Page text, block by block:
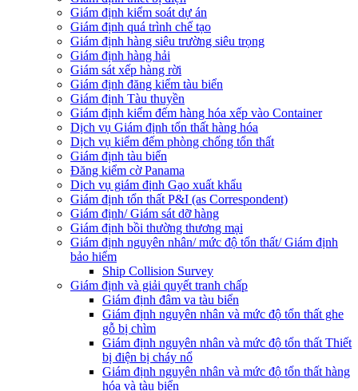
Giám định kiểm soát dự án
Giám định quá trình chế tạo
Giám định hàng siêu trường siêu trọng
Giám định hàng hải
Giám sát xếp hàng rời
Giám định đăng kiểm tàu biển
Giám định Tàu thuyền
Giám định kiểm đếm hàng hóa xếp vào Container
Dịch vụ Giám định tổn thất hàng hóa
Dịch vụ kiểm đếm phòng chống tổn thất
Giám định tàu biển
Đăng kiểm cờ Panama
Dịch vụ giám định Gạo xuất khẩu
Giám định tổn thất P&I (as Correspondent)
Giám định/ Giám sát dỡ hàng
Giám định bồi thường thương mại
Giám định nguyên nhân/ mức độ tổn thất/ Giám định
bảo hiểm
Ship Collision Survey
Giám định và giải quyết tranh chấp
Giám định đâm va tàu biển
Giám định nguyên nhân và mức độ tổn thất ghe
gỗ bị chìm
Giám định nguyên nhân và mức độ tổn thất Thiết
bị điện bị cháy nổ
Giám định nguyên nhân và mức độ tổn thất hàng
hóa và tàu biển